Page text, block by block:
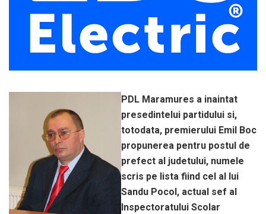
PDL Maramures a inaintat
presedintelui partidului si,
totodata, premierului Emil Boc
propunerea pentru postul de
prefect al judetului, numele
scris pe lista fiind cel al lui
Sandu Pocol, actual sef al
Inspectoratului Scolar